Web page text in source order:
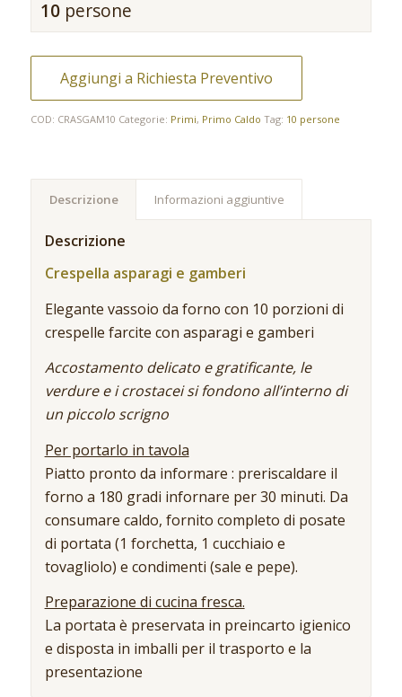
10persone
Aggiungi a Richiesta Preventivo
COD: CRASGAM10 Categorie: Primi, Primo Caldo Tag: 10 persone
Descrizione Informazioni aggiuntive
Descrizione
Crespella asparagi e gamberi
Elegante vassoio da forno con 10 porzioni di
crespelle farcite con asparagi e gamberi
Accostamento delicato e gratificante, le
verdure e i crostacei si fondono all’interno di
un piccolo scrigno
Per portarlo in tavola
Piatto pronto da informare : preriscaldare il
forno a 180 gradi infornare per 30 minuti. Da
consumare caldo, fornito completo di posate
di portata (1 forchetta, 1 cucchiaio e
tovagliolo) e condimenti (sale e pepe).
Preparazione di cucina fresca.
La portata è preservata in preincarto igienico
e disposta in imballi per il trasporto e la
presentazione